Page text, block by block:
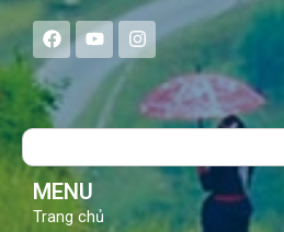
F
a
c
e
b
o
Y
o
u
t
u
b
I
n
s
a
g
Search
MENU
Trang chủ